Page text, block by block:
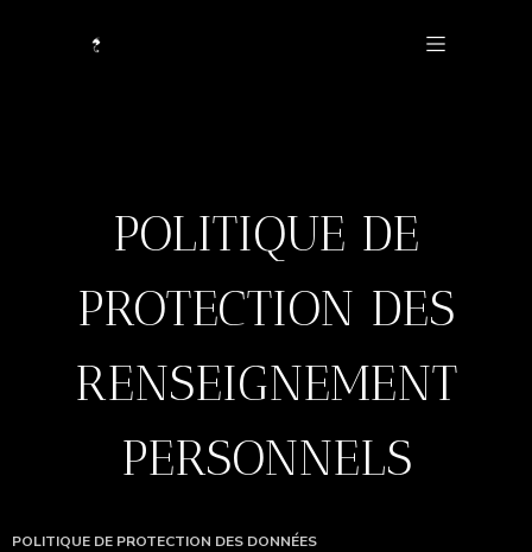
POLITIQUE DE
PROTECTION DES
RENSEIGNEMENT
PERSONNELS
POLITIQUE DE PROTECTION DES DONNÉES